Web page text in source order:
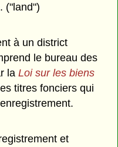
("land")
à un district
le bureau des
laLoi sur les biens
titres fonciers qui
et